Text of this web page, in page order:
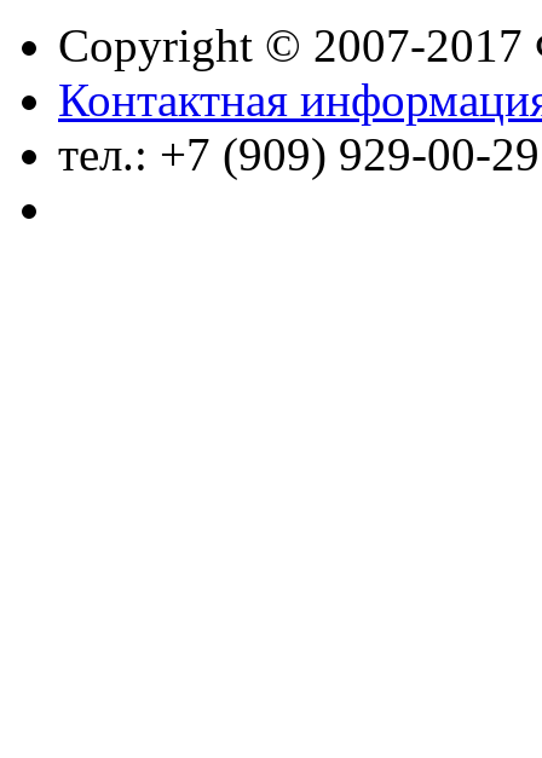
Copyright © 2007-
Контактная
тел.: +7 (909) 929-00-29